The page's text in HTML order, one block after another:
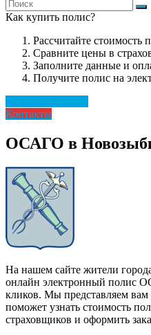
Как купить полис?
Рассчитайте
Сравните цены в
Заполните данные и
Получите полис на
Контакты
ОСАГО в
На нашем сайте жители
онлайн электронный полис
кликов. Мы представляем
поможет узнать стоимость
страховщиков и оформить